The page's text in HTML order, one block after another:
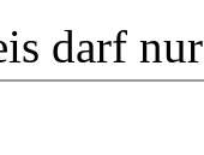
darf